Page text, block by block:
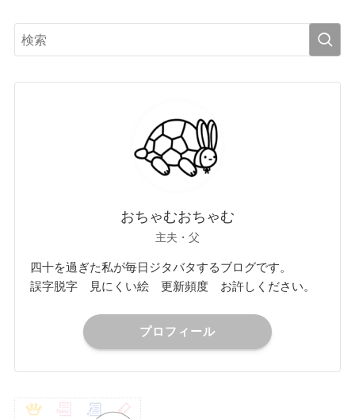
おちゃむおちゃむ
主夫・父
四十を過ぎた私が毎日ジタバタするブログです。
誤字脱字 見にくい絵 更新頻度 お許しください。
プロフィール